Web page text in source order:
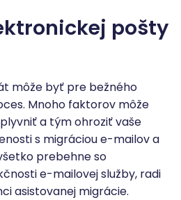
pošty
môže byť pre bežného
Mnoho faktorov môže
a tým ohroziť vaše
s migráciou e-mailov a
prebehne so
e-mailovej služby, radi
asistovanej migrácie.